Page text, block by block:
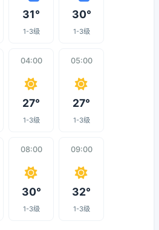
31°
1-3级
30°
1-3级
04:00
27°
1-3级
05:00
27°
1-3级
08:00
30°
1-3级
09:00
32°
1-3级